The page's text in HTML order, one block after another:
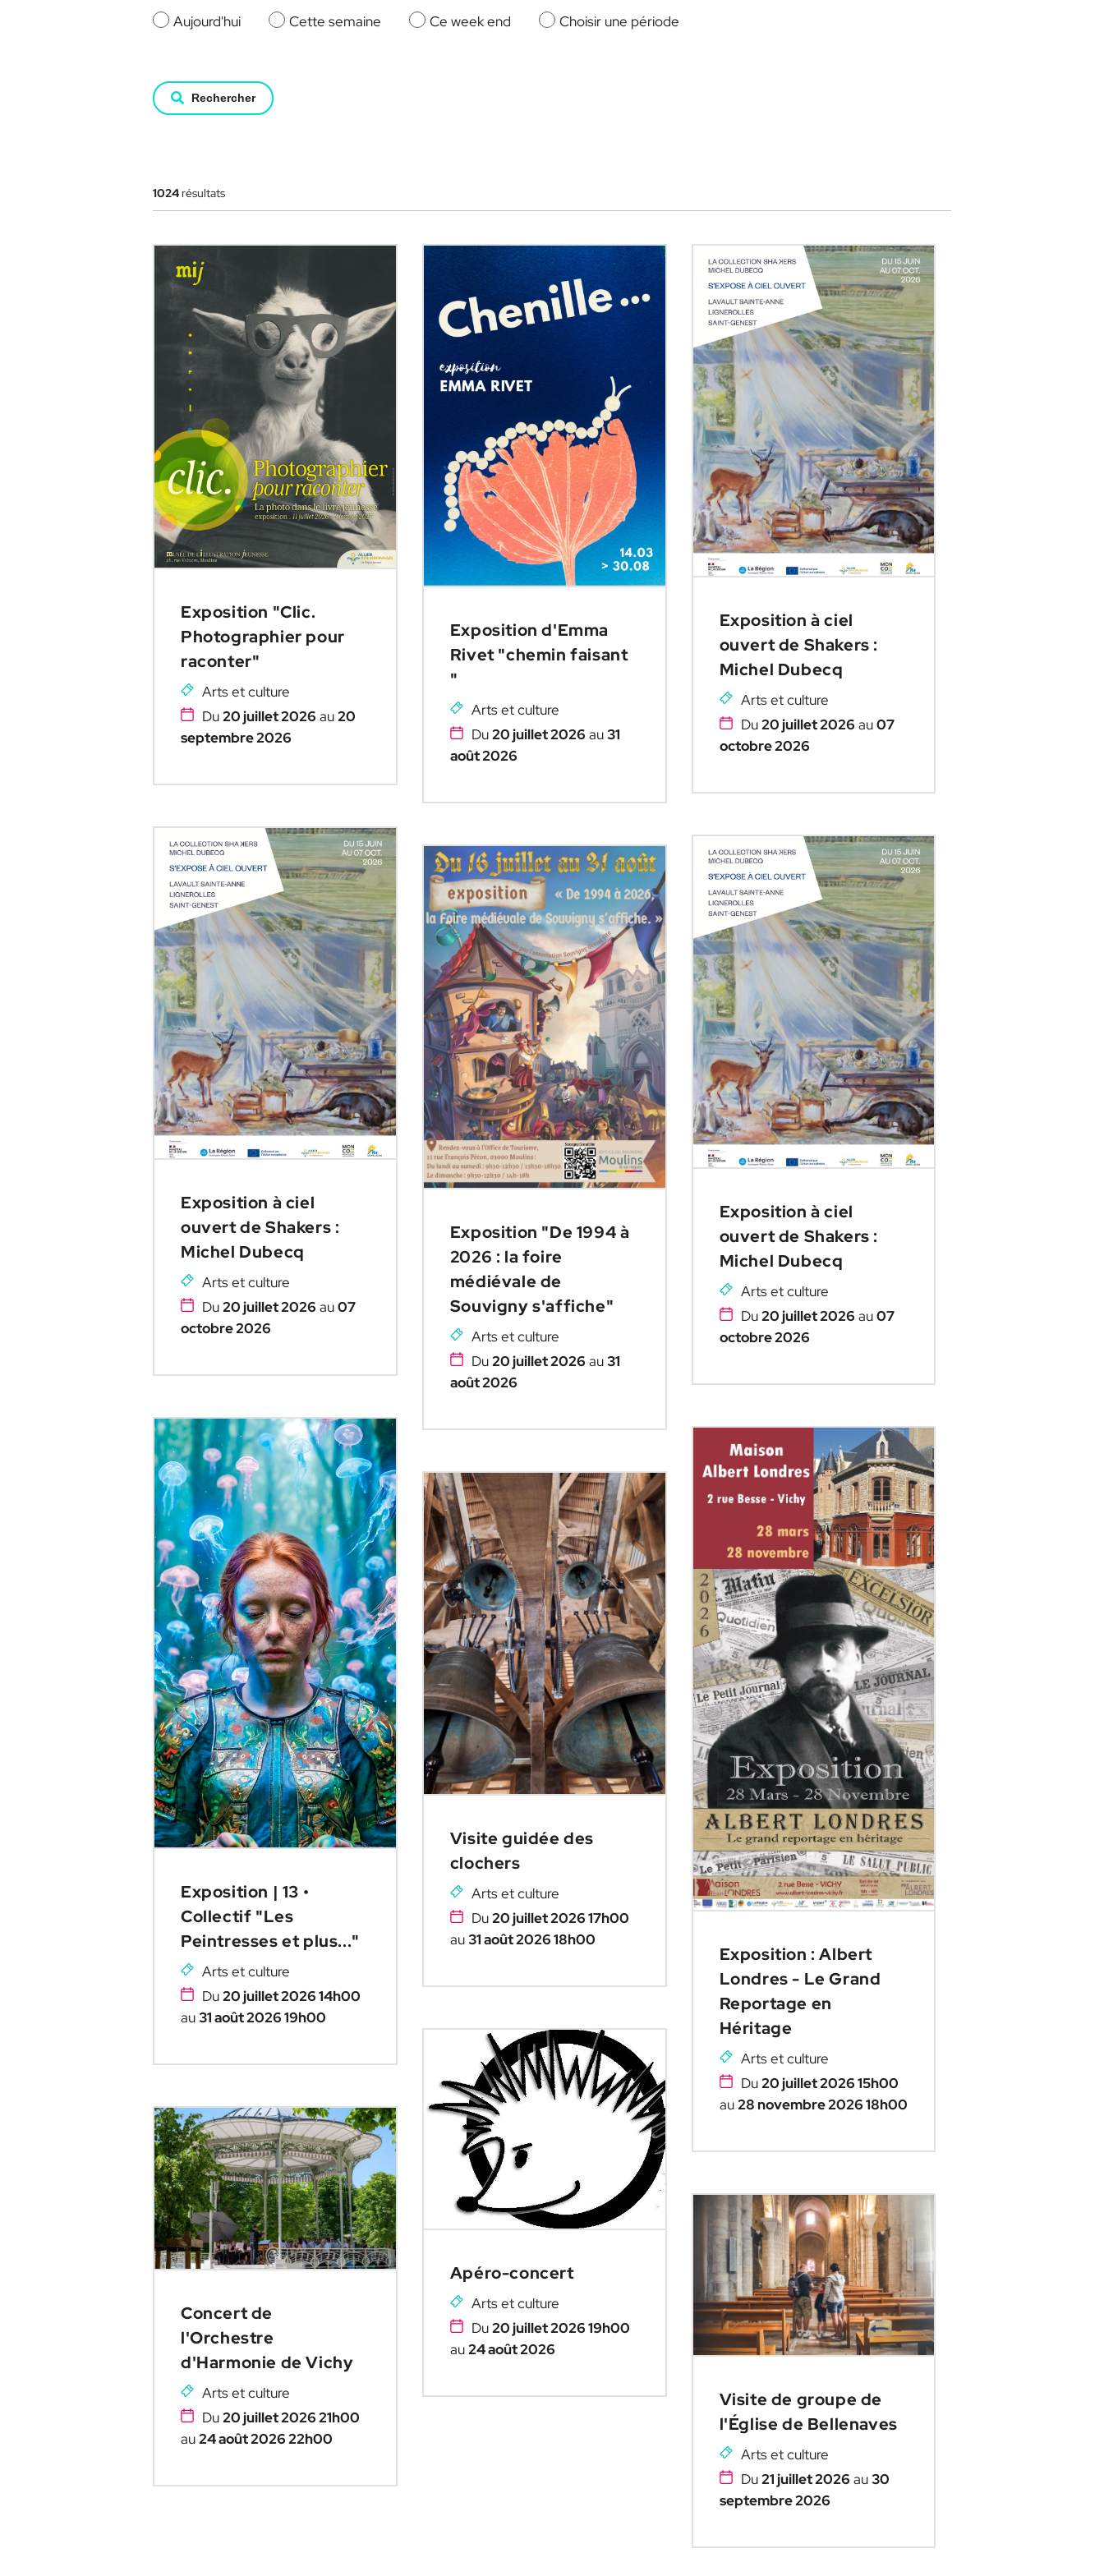
Aujourd'hui Cette semaine Ce week end Choisir une période
Rechercher
1024résultats
Exposition "Clic.
Photographier pour
raconter"
Arts et culture
Du20 juillet 2026 au20
septembre 2026
Exposition d'Emma
Rivet "chemin faisant
"
Arts et culture
Du20 juillet 2026 au31
août 2026
Exposition à ciel
ouvert de Shakers :
Michel Dubecq
Arts et culture
Du20 juillet 2026 au07
octobre 2026
Exposition à ciel
ouvert de Shakers :
Michel Dubecq
Arts et culture
Du20 juillet 2026 au07
octobre 2026
Exposition à ciel
ouvert de Shakers :
Michel Dubecq
Arts et culture
Du20 juillet 2026 au07
octobre 2026
Exposition "De 1994 à
2026 : la foire
médiévale de
Souvigny s'affiche"
Arts et culture
Du20 juillet 2026 au31
août 2026
Exposition | 13 •
Collectif "Les
Peintresses et plus..."
Arts et culture
Du20 juillet 2026 14h00
au31 août 2026 19h00
Exposition : Albert
Londres - Le Grand
Reportage en
Héritage
Arts et culture
Du20 juillet 2026 15h00
au28 novembre 2026 18h00
Visite guidée des
clochers
Arts et culture
Du20 juillet 2026 17h00
au31 août 2026 18h00
Apéro-concert
Arts et culture
Du20 juillet 2026 19h00
au24 août 2026
Concert de
l'Orchestre
d'Harmonie de Vichy
Arts et culture
Du20 juillet 2026 21h00
au24 août 2026 22h00
Visite de groupe de
l'Église de Bellenaves
Arts et culture
Du21 juillet 2026 au30
septembre 2026